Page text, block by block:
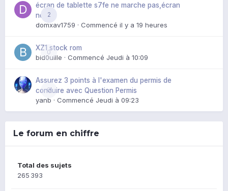
2
écran de tablette s7fe ne marche pas,écran
noir
domxav1759 · Commencé il y a 19 heures
0
XZ1 stock rom
bid0uille · Commencé Jeudi à 10:09
0
Assurez 3 points à l'examen du permis de
conduire avec Question Permis
yanb · Commencé Jeudi à 09:23
Le forum en chiffre
Total des sujets
265 393